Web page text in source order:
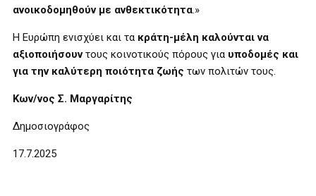
ανοικοδομηθούν με ανθεκτικότητα.»
Η Ευρώπη ενισχύει και τα κράτη-μέλη καλούνται να
αξιοποιήσουντους κοινοτικούς πόρους για υποδομές και
για την καλύτερη ποιότητα ζωής των πολιτών τους.
Κων/νος Σ. Μαργαρίτης
Δημοσιογράφος
17.7.2025